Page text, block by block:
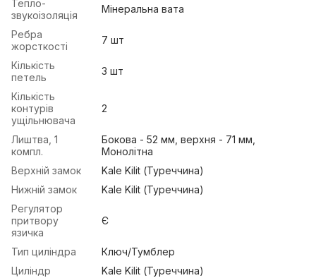
Тепло-
звукоізоляція
Мінеральна вата
Ребра
жорсткості
7 шт
Кількість
петель
3 шт
Кількість
контурів
ущільнювача
2
Лиштва, 1
компл.
Бокова - 52 мм, верхня - 71 мм,
Монолітна
Верхній замок
Kale Kilit (Туреччина)
Нижній замок
Kale Kilit (Туреччина)
Регулятор
притвору
язичка
Є
Тип циліндра
Ключ/Тумблер
Циліндр
Kale Kilit (Туреччина)